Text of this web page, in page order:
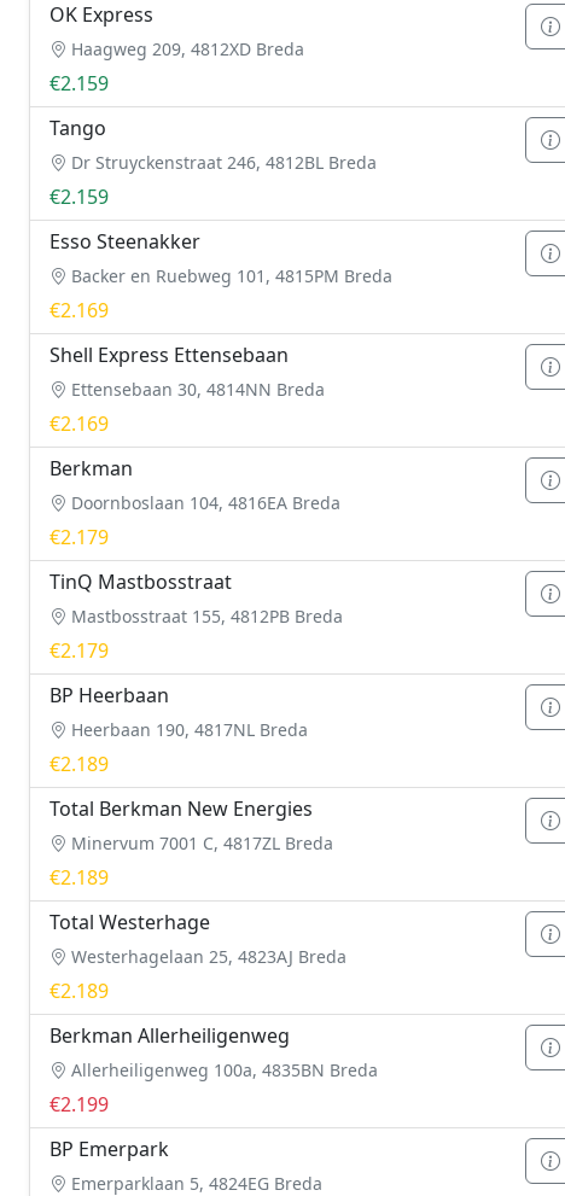
OK Express
Haagweg 209, 4812XD Breda
€2.159
Tango
Dr Struyckenstraat 246, 4812BL Breda
€2.159
Esso Steenakker
Backer en Ruebweg 101, 4815PM Breda
€2.169
Shell Express Ettensebaan
Ettensebaan 30, 4814NN Breda
€2.169
Berkman
Doornboslaan 104, 4816EA Breda
€2.179
TinQ Mastbosstraat
Mastbosstraat 155, 4812PB Breda
€2.179
BP Heerbaan
Heerbaan 190, 4817NL Breda
€2.189
Total Berkman New Energies
Minervum 7001 C, 4817ZL Breda
€2.189
Total Westerhage
Westerhagelaan 25, 4823AJ Breda
€2.189
Berkman Allerheiligenweg
Allerheiligenweg 100a, 4835BN Breda
€2.199
BP Emerpark
Emerparklaan 5, 4824EG Breda